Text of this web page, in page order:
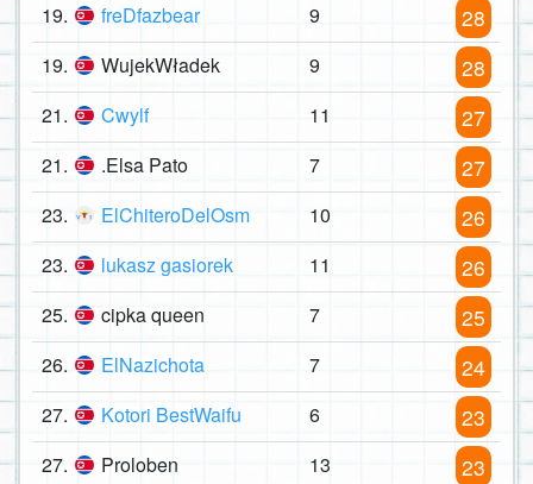
19. freDfazbear 9 28
19. WujekWładek 9 28
21. Cwylf 11 27
21. .Elsa Pato 7 27
23. ElChiteroDelOsm 10 26
23. lukasz gasiorek 11 26
25. cipka queen 7 25
26. ElNazichota 7 24
27. Kotori BestWaifu 6 23
27. Proloben 13 23